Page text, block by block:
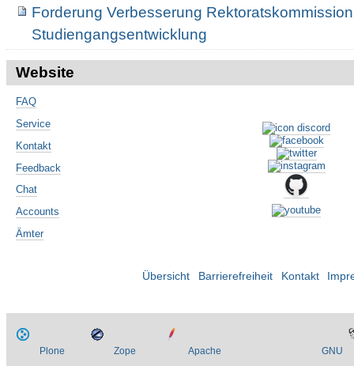
Forderung Verbesserung Rektoratskommission
Studiengangsentwicklung
Website
FAQ
Service
Kontakt
Feedback
Chat
Accounts
Ämter
Übersicht Barrierefreiheit Kontakt
Plone Zope Apache GNU